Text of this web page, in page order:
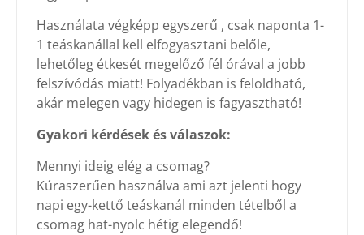
Használata végképp egyszerű , csak naponta 1-
1 teáskanállal kell elfogyasztani belőle,
lehetőleg étkesét megelőző fél órával a jobb
felszívódás miatt! Folyadékban is feloldható,
akár melegen vagy hidegen is fagyasztható!
Gyakori kérdések és válaszok:
Mennyi ideig elég a csomag?
Kúraszerűen használva ami azt jelenti hogy
napi egy-kettő teáskanál minden tételből a
csomag hat-nyolc hétig elegendő!